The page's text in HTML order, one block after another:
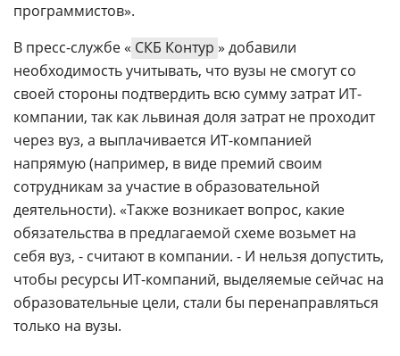
программистов».
В пресс-службе « СКБ Контур » добавили
необходимость учитывать, что вузы не смогут со
своей стороны подтвердить всю сумму затрат ИТ-
компании, так как львиная доля затрат не проходит
через вуз, а выплачивается ИТ-компанией
напрямую (например, в виде премий своим
сотрудникам за участие в образовательной
деятельности). «Также возникает вопрос, какие
обязательства в предлагаемой схеме возьмет на
себя вуз, - считают в компании. - И нельзя допустить,
чтобы ресурсы ИТ-компаний, выделяемые сейчас на
образовательные цели, стали бы перенаправляться
только на вузы.